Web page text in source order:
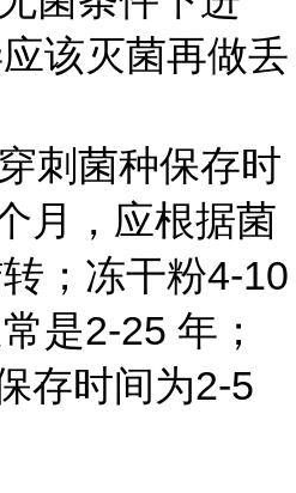
该灭菌再做丢
刺菌种保存时
月，应根据菌
；冻干粉4-10
是2-25 年；
存时间为2-5